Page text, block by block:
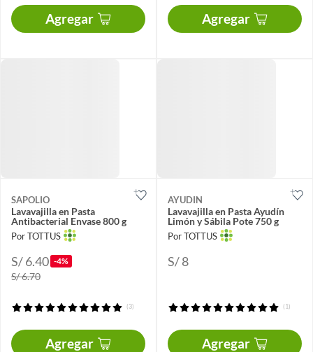
Agregar Agregar
SAPOLIO
Lavavajilla en Pasta
Antibacterial Envase 800 g
Por TOTTUS
S/ 6.40 -4%
S/ 6.70
(3)
Agregar
AYUDIN
Lavavajilla en Pasta Ayudín
Limón y Sábila Pote 750 g
Por TOTTUS
S/ 8
(1)
Agregar